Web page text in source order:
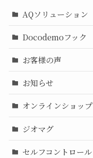
AQソリューション
Docodemoフック
お客様の声
お知らせ
オンラインショップ
ジオマグ
セルフコントロール